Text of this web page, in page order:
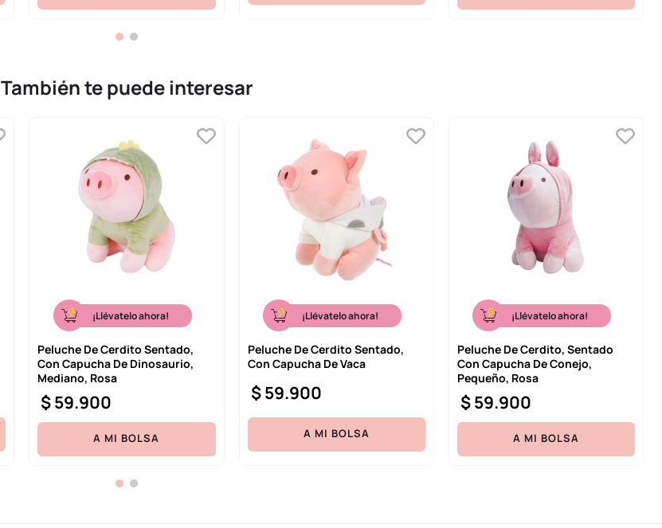
También te puede interesar
¡Llévatelo ahora!
Peluche De Cerdito Sentado,
Con Capucha De Dinosaurio,
Mediano, Rosa
$59.900
A MI BOLSA
¡Llévatelo ahora!
Peluche De Cerdito Sentado,
Con Capucha De Vaca
$59.900
A MI BOLSA
¡Llévatelo ahora!
Peluche De Cerdito, Sentado
Con Capucha De Conejo,
Pequeño, Rosa
$59.900
A MI BOLSA